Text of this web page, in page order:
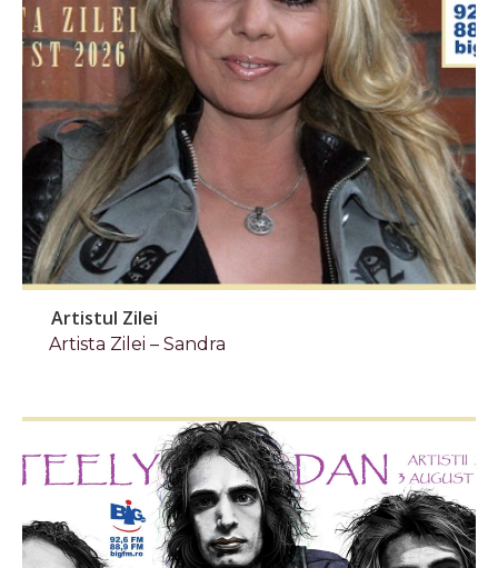
Artistul Zilei
Artista Zilei – Sandra